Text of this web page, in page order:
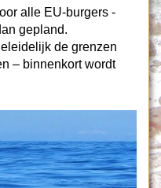
alle EU-burgers -
gepland.
de grenzen
– binnenkort wordt